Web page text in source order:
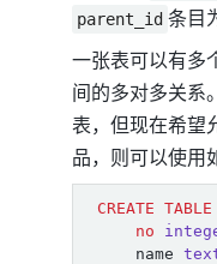
parent_id 条目
一张表可以有多
间的多对多关系
表，但现在希望
品，则可以使用
CREATE TABLE
no
name